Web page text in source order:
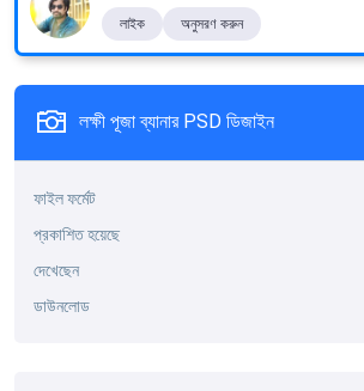
লাইক অনুসরণ করুন
লক্ষী পূজা ব্যানার PSD ডিজাইন
ফাইল ফর্মেট
প্রকাশিত হয়েছে
দেখেছেন
ডাউনলোড